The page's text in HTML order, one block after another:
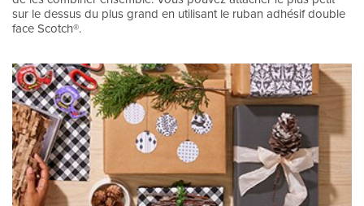
sur le dessus du plus grand en utilisant le ruban adhésif double
face Scotch®.